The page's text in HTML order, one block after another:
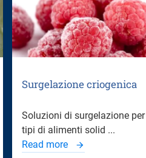
Surgelazione criogenica
Soluzioni di surgelazione
tipi di alimenti solid ...
Read more